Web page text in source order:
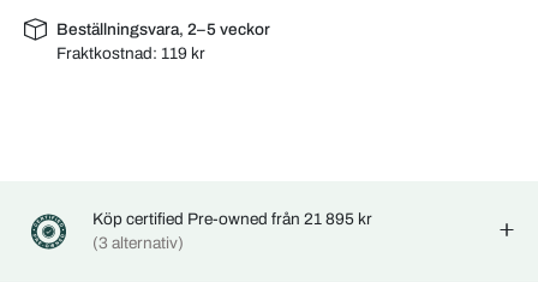
Beställningsvara, 2–5 veckor
Fraktkostnad: 119 kr
Köp certified Pre-owned från 21 895 kr
(3 alternativ)